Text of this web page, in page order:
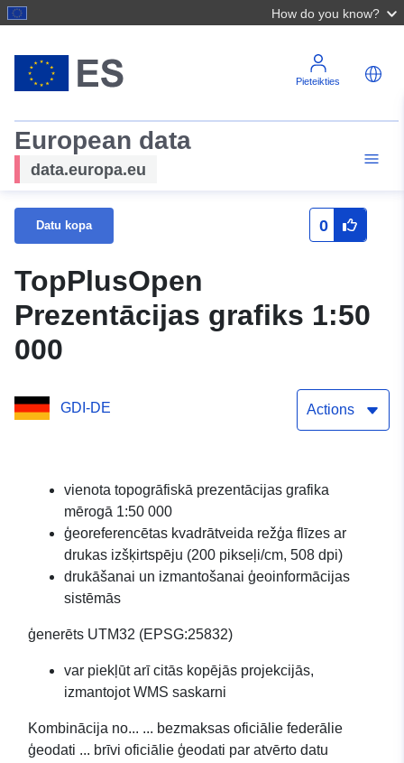
How do you know?
Pieteikties
European data
data.europa.eu
Datu kopa 0
TopPlusOpen
Prezentācijas grafiks 1:50
000
GDI-DE Actions
vienota topogrāfiskā prezentācijas grafika
mērogā 1:50 000
ģeoreferencētas kvadrātveida režģa flīzes ar
drukas izšķirtspēju (200 pikseļi/cm, 508 dpi)
drukāšanai un izmantošanai ģeoinformācijas
sistēmās
ģenerēts UTM32 (EPSG:25832)
var piekļūt arī citās kopējās projekcijās,
izmantojot WMS saskarni
Kombinācija no... ... bezmaksas oficiālie federālie
ģeodati ... brīvi oficiālie ģeodati par atvērto datu